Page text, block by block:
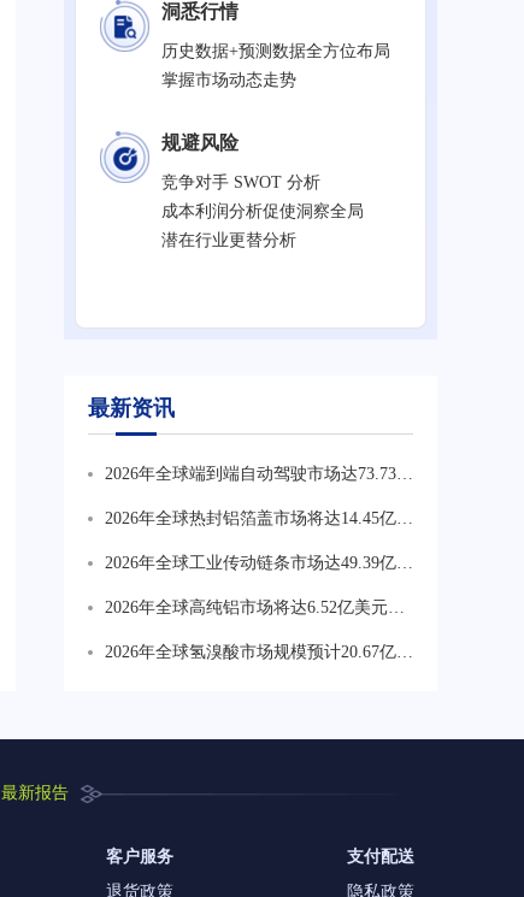
洞悉行情
历史数据+预测数据全方位布局
掌握市场动态走势
规避风险
竞争对手 SWOT 分析
成本利润分析促使洞察全局
潜在行业更替分析
最新资讯
2026年全球端到端自动驾驶市场达73.73亿
务价值持续上升，数据闭环能力成核心竞
争壁垒。
2026年全球热封铝箔盖市场将达14.45亿美
料占比约29%，乳制品与即食产品占比约
18%，化妆品及特殊包装占比约12%。
2026年全球工业传动链条市场达49.39亿美
链条需求增长较快，农业与矿山偏向高强
2026年全球高纯铝市场将达6.52亿美元，
2026年全球氢溴酸市场规模预计20.67亿美
核心地区2025年产量约24万吨。
最新报告
客户服务
退货政策
支付配送
隐私政策